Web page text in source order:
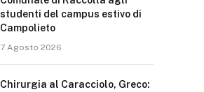
studenti del campus estivo di
Campolieto
7 Agosto 2026
Chirurgia al Caracciolo, Greco: